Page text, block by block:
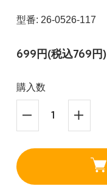
型番: 26-0526-117
699円(税込769円)
購入数